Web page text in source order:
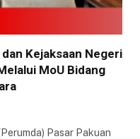
Kejaksaan Negeri
MoU Bidang
Pasar Pakuan